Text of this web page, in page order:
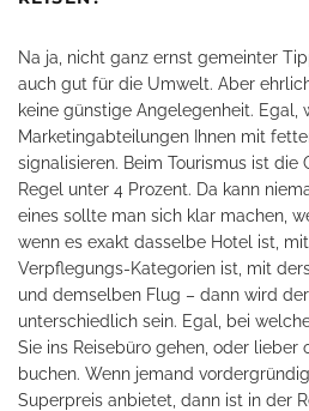
Na ja, nicht ganz ernst gemeinter
auch gut für die Umwelt. Aber
keine günstige Angelegenheit. Egal,
Marketingabteilungen Ihnen mit
signalisieren. Beim Tourismus ist die
Regel unter 4 Prozent. Da kann
eines sollte man sich klar machen,
wenn es exakt dasselbe Hotel ist,
Verpflegungs-Kategorien ist, mit
und demselben Flug – dann wird
unterschiedlich sein. Egal, bei
Sie ins Reisebüro gehen, oder lieber
buchen. Wenn jemand
Superpreis anbietet, dann ist in der